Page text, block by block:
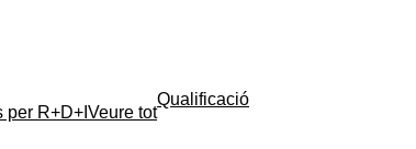
R+D+I Veure tot
Qualificació